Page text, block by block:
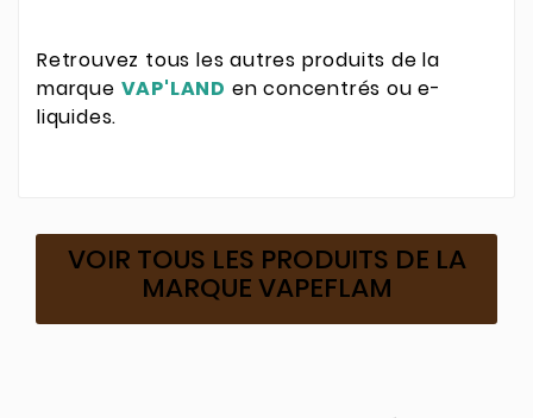
Retrouvez tous les autres produits de la
marque VAP'LAND en concentrés ou e-
liquides.
VOIR TOUS LES PRODUITS DE LA
MARQUE VAPEFLAM